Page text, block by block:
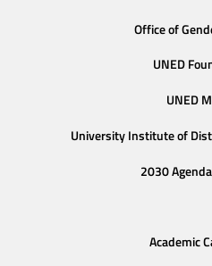
Office of
UNED
UNED
University Institute of
2030
Academic